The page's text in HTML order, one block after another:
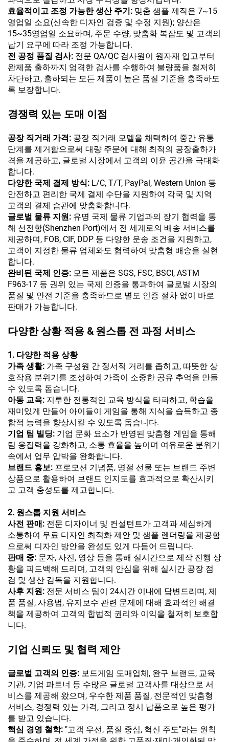
효율적이고 조정 가능한 생산 주기: 맞춤 샘플 제작은 7~15
영업일 소요(신속한 디자인 검증 및 수정 지원); 양산은
15~35영업일 소요하며, 주문 수량, 맞춤화 복잡도 및 고객의
납기 요구에 따라 조정 가능합니다.
전 공정 품질 검사: 전문 QA/QC 검사원이 원자재 입고부터
완제품 출하까지 엄격한 검사를 수행하여 불량품을 철저히
차단하고, 출하되는 모든 제품이 높은 품질 기준을 충족하도
록 보장합니다.
경쟁력 있는 도매 이점
공장 직거래 가격: 공장 직거래 모델을 채택하여 중간 유통
단계를 제거함으로써 대량 주문에 대해 최적의 공장출하가
격을 제공하고, 글로벌 시장에서 고객의 이윤 공간을 극대화
합니다.
다양한 국제 결제 방식: L/C, T/T, PayPal, Western Union 등
안전하고 편리한 국제 결제 수단을 지원하여 각국 및 지역
고객의 결제 습관에 맞춤화합니다.
글로벌 물류 지원: 유명 국제 물류 기업과의 장기 협력을 통
해 선전항(Shenzhen Port)에서 전 세계로의 배송 서비스를
제공하며, FOB, CIF, DDP 등 다양한 운송 조건을 지원하고,
고객이 지정한 물류 업체와도 협력하여 맞춤형 배송을 실현
합니다.
완비된 국제 인증: 모든 제품은 SGS, FSC, BSCI, ASTM
F963-17 등 권위 있는 국제 인증을 통과하여 글로벌 시장의
품질 및 안전 기준을 충족하므로 별도 인증 절차 없이 바로
판매가 가능합니다.
다양한 상황 적용 & 원스톱 전 과정 서비스
1. 다양한 적용 상황
가족 생활: 가족 구성원 간 정서적 거리를 좁히고, 따뜻한 상
호작용 분위기를 조성하여 가족이 소중한 공유 추억을 만들
수 있도록 돕습니다.
아동 교육: 지루한 전통적인 교육 방식을 타파하고, 학습을
재미있게 만들어 아이들이 게임을 통해 지식을 습득하고 종
합적 능력을 향상시킬 수 있도록 돕습니다.
기업 팀 빌딩: 기업 문화 요소가 반영된 맞춤형 게임을 통해
팀 응집력을 강화하고, 소통 효율을 높이며 여유로운 분위기
속에서 업무 압박을 완화합니다.
브랜드 홍보: 프로모션 기념품, 명절 선물 또는 브랜드 주변
상품으로 활용하여 브랜드 인지도를 효과적으로 확산시키
고 고객 충성도를 제고합니다.
2. 원스톱 지원 서비스
사전 판매: 전문 디자이너 및 컨설턴트가 고객과 세심하게
소통하여 무료 디자인 최적화 제안 및 샘플 렌더링을 제공함
으로써 디자인 방안을 완성도 있게 다듬어 드립니다.
판매 중: 문자, 사진, 영상 등을 통해 실시간으로 제작 진행 상
황을 피드백해 드리며, 고객의 안심을 위해 실시간 공장 점
검 및 생산 감독을 지원합니다.
사후 지원: 전문 서비스 팀이 24시간 이내에 답변드리며, 제
품 품질, 사용법, 유지보수 관련 문제에 대해 효과적인 해결
책을 제공하여 고객의 합법적 권리와 이익을 철저히 보호합
니다.
기업 신뢰도 및 협력 제안
글로벌 고객의 인증: 보드게임 도매업체, 완구 브랜드, 교육
기관, 기업 파트너 등 수많은 글로벌 고객사를 대상으로 서
비스를 제공해 왔으며, 우수한 제품 품질, 전문적인 맞춤형
서비스, 경쟁력 있는 가격, 그리고 정시 납품으로 높은 평가
를 받고 있습니다.
핵심 경영 철학: "고객 우선, 품질 중심, 혁신 주도"라는 원칙